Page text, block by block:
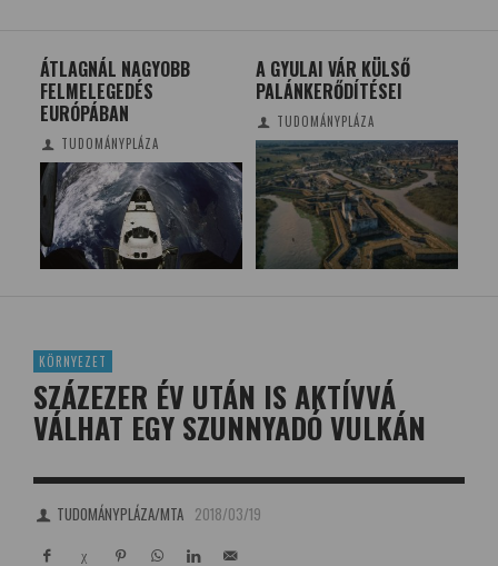
ÁTLAGNÁL NAGYOBB
FELMELEGEDÉS
EURÓPÁBAN
TUDOMÁNYPLÁZA
A GYULAI VÁR KÜLSŐ
PALÁNKERŐDÍTÉSEI
TUDOMÁNYPLÁZA
KÖRNYEZET
SZÁZEZER ÉV UTÁN IS AKTÍVVÁ
VÁLHAT EGY SZUNNYADÓ VULKÁN
TUDOMÁNYPLÁZA/MTA 2018/03/19